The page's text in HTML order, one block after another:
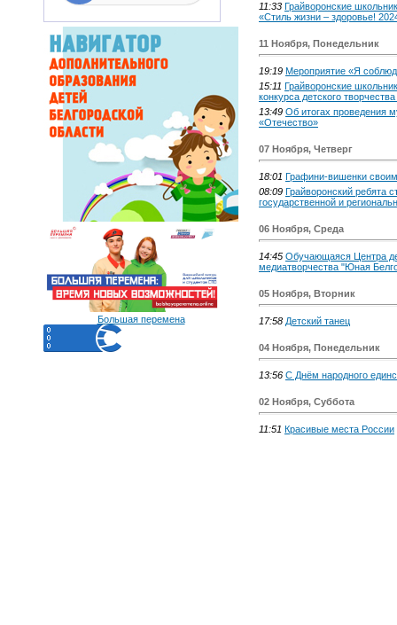
Большая перемена
11:33 Грайворонские
«Стиль жизни – здоровье!
11 Ноября, Понедельник
19:19 Мероприятие «Я
15:11 Грайворонские
конкурса детского
13:49 Об итогах проведения
«Отечество»
07 Ноября, Четверг
18:01 Графини-вишенки
08:09 Грайворонский ребята
государственной и
06 Ноября, Среда
14:45 Обучающаяся Центра
медиатворчества "Юная
05 Ноября, Вторник
17:58 Детский танец
04 Ноября, Понедельник
13:56 С Днём народного
02 Ноября, Суббота
11:51 Красивые места России